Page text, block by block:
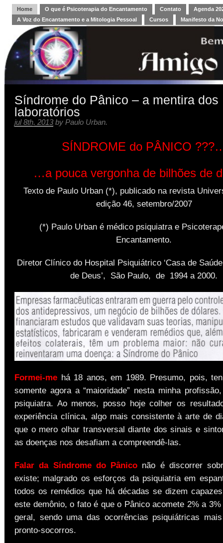
Home O que é Psicoterapia do Encantamento Contato
Agenda
A Voz do Encantamento e a Mitologia Pessoal
Cursos Manifesto da
Síndrome do Pânico – a mentira dos
laboratórios
jul 8th, 2013 by Paulo Urban.
SÍNDROME do PÂNICO
…a pouca vergonha de bilhões de
Texto de Paulo Urban (*), publicado na revista
edição 46, setembro/2007
(*) Paulo Urban é médico psiquiatra e
Encantamento.
Diretor Clínico do Hospital Psiquiátrico ‘Casa de
de Deus’, São Paulo, de 1994 a 2000.
Formei-me há 18 anos, em 1989. Presumo, pois,
somente agora a “maioridade” nesta minha
psiquiatra. Ao menos, posso hoje colher os
experiência clínica, algo mais consistente à arte de
que o mero olhar transversal diante dos sinais e
as doenças nos desafiam a compreendê-las.
Falar da Síndrome do Pânico não é discorrer
existe; malgrado os esforços da psiquiatria em
todos os remédios que há décadas se dizem
este demônio, o fato é que o Pânico acomete 2% a
geral, sendo uma das ocorrências psiquiátricas
pronto-socorros.